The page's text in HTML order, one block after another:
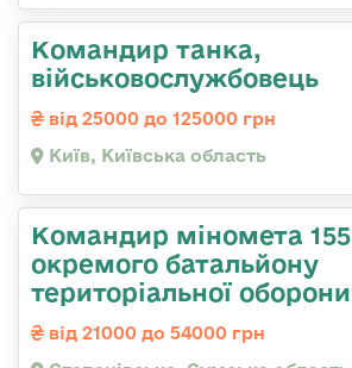
Командир танка,
військовослужбовець
від 25000 до 125000 грн
Київ, Київська область
Командир міномета 155
окремого батальйону
територіальної оборони
від 21000 до 54000 грн